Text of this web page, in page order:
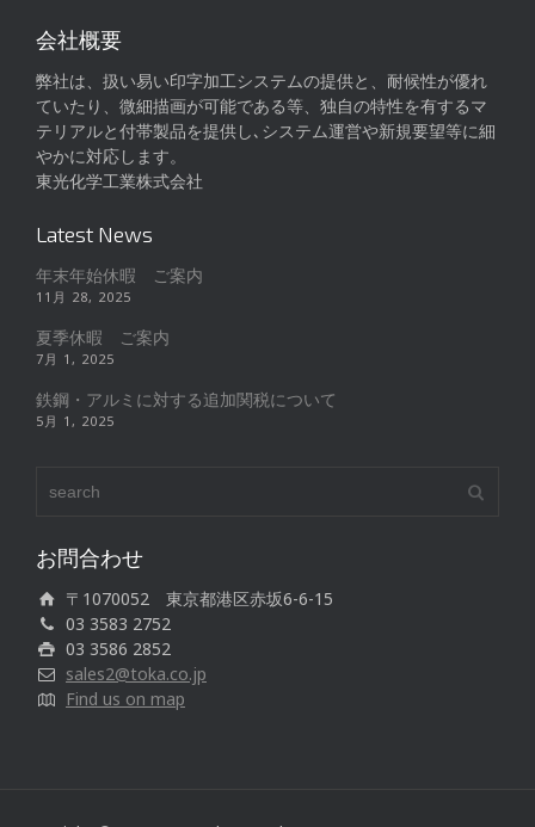
会社概要
弊社は、扱い易い印字加工システムの提供と、耐候性が優れ
ていたり、微細描画が可能である等、独自の特性を有するマ
テリアルと付帯製品を提供し､システム運営や新規要望等に細
やかに対応します。
東光化学工業株式会社
Latest News
年末年始休暇 ご案内
11月 28, 2025
夏季休暇 ご案内
7月 1, 2025
鉄鋼・アルミに対する追加関税について
5月 1, 2025
お問合わせ
〒1070052 東京都港区赤坂6-6-15
03 3583 2752
03 3586 2852
sales2@toka.co.jp
Find us on map